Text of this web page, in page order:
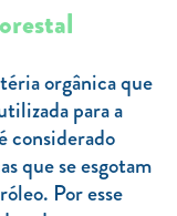
orgânica que
para a
considerado
que se esgotam
Por esse